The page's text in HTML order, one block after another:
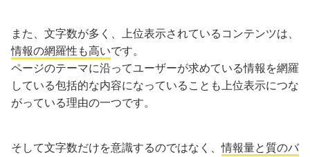
また、文字数が多く、上位表示されているコンテンツは、
情報の網羅性も高いです。
ページのテーマに沿ってユーザーが求めている情報を網羅
している包括的な内容になっていることも上位表示につな
がっている理由の一つです。
そして文字数だけを意識するのではなく、情報量と質のバ